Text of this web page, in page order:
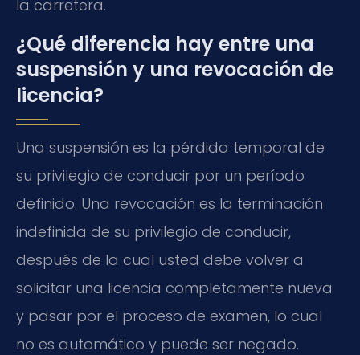
la carretera.
¿Qué diferencia hay entre una
suspensión y una revocación de
licencia?
Una suspensión es la pérdida temporal de
su privilegio de conducir por un período
definido. Una revocación es la terminación
indefinida de su privilegio de conducir,
después de la cual usted debe volver a
solicitar una licencia completamente nueva
y pasar por el proceso de examen, lo cual
no es automático y puede ser negado.